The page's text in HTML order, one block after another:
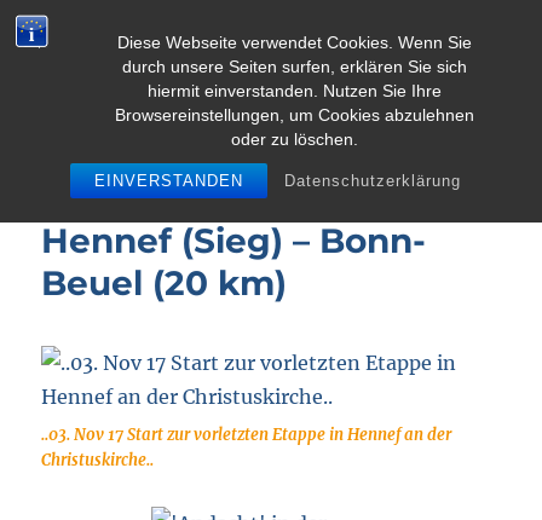
Diese Webseite verwendet Cookies. Wenn Sie
durch unsere Seiten surfen, erklären Sie sich
hiermit einverstanden. Nutzen Sie Ihre
Browsereinstellungen, um Cookies abzulehnen
oder zu löschen.
EINVERSTANDEN Datenschutzerklärung
Pielgrzymka dla klimatu
MENU
Fr 03.11.17, 15. Etappe:
Hennef (Sieg) – Bonn-
Beuel (20 km)
..03. Nov 17 Start zur vorletzten Etappe in Hennef an der
Christuskirche..